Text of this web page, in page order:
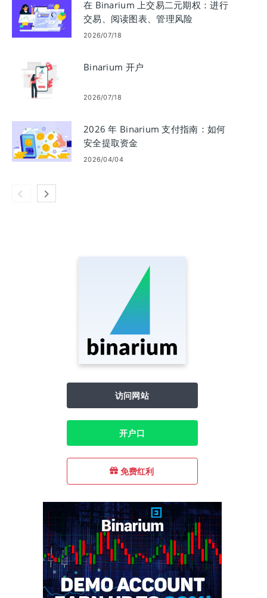
在 Binarium 上交易二元期权：进行
交易、阅读图表、管理风险
2026/07/18
Binarium 开户
2026/07/18
2026 年 Binarium 支付指南：如何
安全提取资金
2026/04/04
访问网站
开户口
免费红利